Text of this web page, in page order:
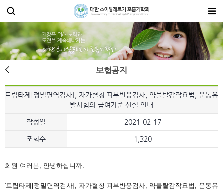
보험공지
트립타제[정밀면역검사], 자가혈청 피부반응검사, 약물탈감작요법, 운동유
발시험의 급여기준 신설 안내
작성일 2021-02-17
조회수 1,320
회원 여러분, 안녕하십니까.
'트립타제[정밀면역검사], 자가혈청 피부반응검사, 약물탈감작요법, 운동유